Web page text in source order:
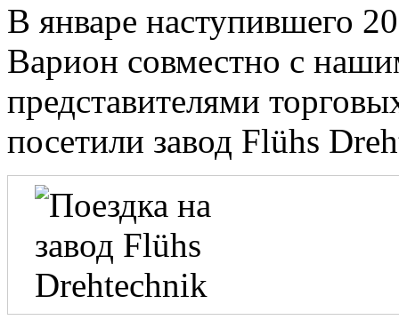
В январе наступившего
Варион совместно с
представителями
посетили завод Flühs